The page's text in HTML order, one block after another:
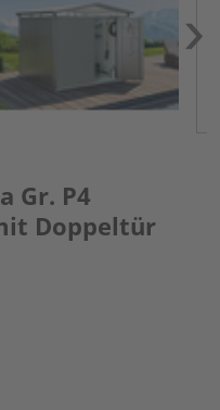
Gr. P4
Doppeltür